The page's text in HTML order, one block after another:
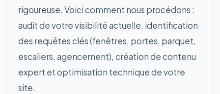
rigoureuse. Voici comment nous procédons :
audit de votre visibilité actuelle, identification
des requêtes clés (fenêtres, portes, parquet,
escaliers, agencement), création de contenu
expert et optimisation technique de votre
site.